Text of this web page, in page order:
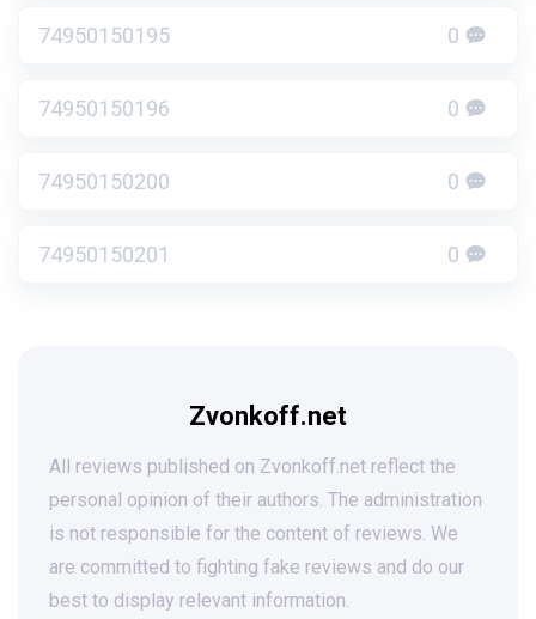
74950150195 0
74950150196 0
74950150200 0
74950150201 0
Zvonkoff.net
All reviews published on Zvonkoff.net reflect the
personal opinion of their authors. The administration
is not responsible for the content of reviews. We
are committed to fighting fake reviews and do our
best to display relevant information.